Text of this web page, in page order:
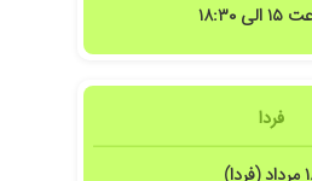
۱۸:۳۰
فردا